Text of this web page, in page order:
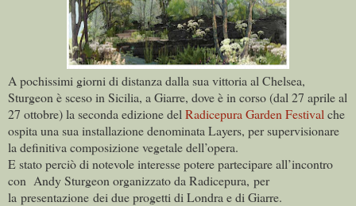
A pochissimi giorni di distanza dalla sua vittoria al Chelsea,
Sturgeon è sceso in Sicilia, a Giarre, dove è in corso (dal 27 aprile al
27 ottobre) la seconda edizione del Radicepura Garden Festival che
ospita una sua installazione denominata Layers, per supervisionare
la definitiva composizione vegetale dell’opera.
E stato perciò di notevole interesse potere partecipare all’incontro
con Andy Sturgeon organizzato da Radicepura, per
la presentazione dei due progetti di Londra e di Giarre.